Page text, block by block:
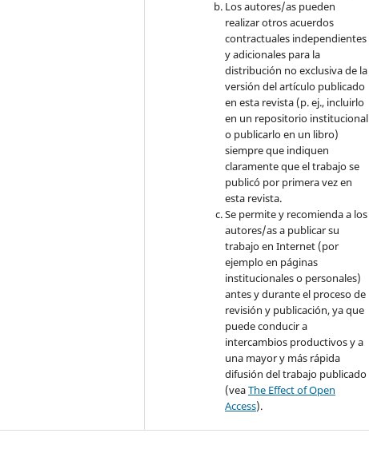
Los autores/as pueden
realizar otros acuerdos
contractuales independientes
y adicionales para la
distribución no exclusiva de la
versión del artículo publicado
en esta revista (p. ej., incluirlo
en un repositorio institucional
o publicarlo en un libro)
siempre que indiquen
claramente que el trabajo se
publicó por primera vez en
esta revista.
Se permite y recomienda a los
autores/as a publicar su
trabajo en Internet (por
ejemplo en páginas
institucionales o personales)
antes y durante el proceso de
revisión y publicación, ya que
puede conducir a
intercambios productivos y a
una mayor y más rápida
difusión del trabajo publicado
(veaThe Effect of Open
Access).